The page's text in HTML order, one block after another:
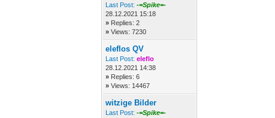
Last Post: -=Spike=-
28.12.2021 15:18
» Replies: 2
»Views: 7230
eleflos QV
Last Post: eleflo
28.12.2021 14:38
» Replies: 6
»Views: 14467
witzige Bilder
Last Post: -=Spike=-